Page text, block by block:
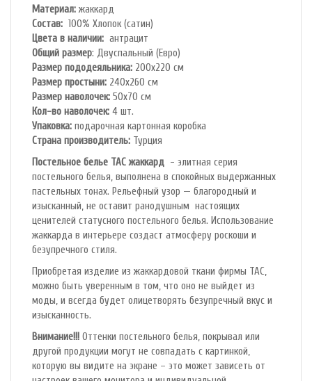
Материал:жаккард
Состав: 100% Хлопок (сатин)
Цвета в наличии: антрацит
Общий размер: Двуспальный (Евро)
Размер пододеяльника: 200х220 см
Размер простыни: 240х260 см
Размер наволочек: 50х70 см
Кол-во наволочек: 4 шт.
Упаковка: подарочная картонная коробка
Страна производитель: Турция
Постельное белье TAC жаккард - элитная серия
постельного белья, выполнена в спокойных выдержанных
пастельных тонах. Рельефный узор — благородный и
изысканный, не оставит ранодушным настоящих
ценителей статусного постельного белья. Использование
жаккарда в интерьере создаст атмосферу роскоши и
безупречного стиля.
Приобретая изделие из жаккардовой ткани фирмы TAC,
можно быть уверенным в том, что оно не выйдет из
моды, и всегда будет олицетворять безупречный вкус и
изысканность.
Внимание!!! Оттенки постельного белья, покрывал или
другой продукции могут не совпадать с картинкой,
которую вы видите на экране – это может зависеть от